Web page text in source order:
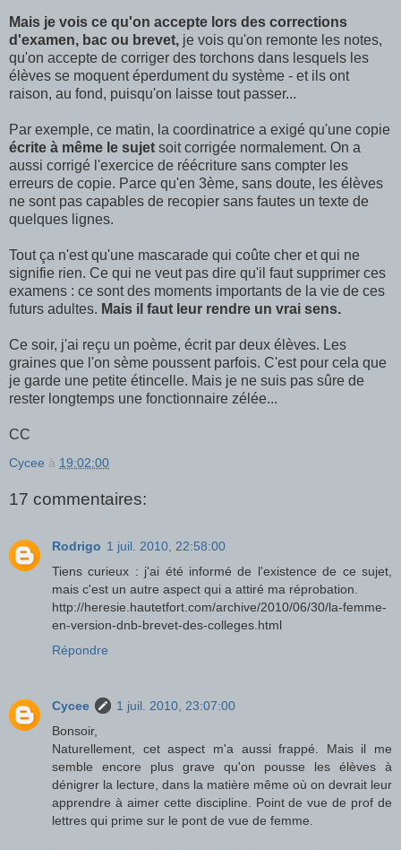
Mais je vois ce qu'on accepte lors des corrections
d'examen, bac ou brevet, je vois qu'on remonte les notes,
qu'on accepte de corriger des torchons dans lesquels les
élèves se moquent éperdument du système - et ils ont
raison, au fond, puisqu'on laisse tout passer...
Par exemple, ce matin, la coordinatrice a exigé qu'une copie
écrite à même le sujet soit corrigée normalement. On a
aussi corrigé l'exercice de réécriture sans compter les
erreurs de copie. Parce qu'en 3ème, sans doute, les élèves
ne sont pas capables de recopier sans fautes un texte de
quelques lignes.
Tout ça n'est qu'une mascarade qui coûte cher et qui ne
signifie rien. Ce qui ne veut pas dire qu'il faut supprimer ces
examens : ce sont des moments importants de la vie de ces
futurs adultes. Mais il faut leur rendre un vrai sens.
Ce soir, j'ai reçu un poème, écrit par deux élèves. Les
graines que l'on sème poussent parfois. C'est pour cela que
je garde une petite étincelle. Mais je ne suis pas sûre de
rester longtemps une fonctionnaire zélée...
CC
Cycee à 19:02:00
17 commentaires:
Rodrigo 1 juil. 2010, 22:58:00
Tiens curieux : j'ai été informé de l'existence de ce sujet,
mais c'est un autre aspect qui a attiré ma réprobation.
http://heresie.hautetfort.com/archive/2010/06/30/la-femme-
en-version-dnb-brevet-des-colleges.html
Répondre
Cycee
1 juil. 2010, 23:07:00
Bonsoir,
Naturellement, cet aspect m'a aussi frappé. Mais il me
semble encore plus grave qu'on pousse les élèves à
dénigrer la lecture, dans la matière même où on devrait leur
apprendre à aimer cette discipline. Point de vue de prof de
lettres qui prime sur le pont de vue de femme.